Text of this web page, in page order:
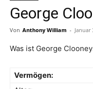
George
Von Anthony William - Januar
Was ist George
Vermögen: